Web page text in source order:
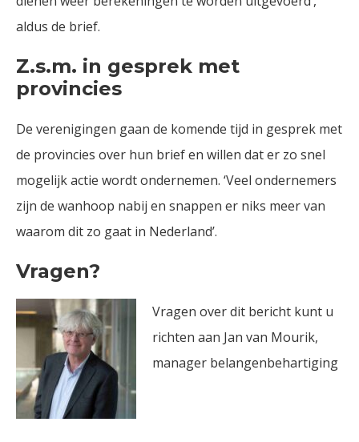
aldus de brief.
Z.s.m. in gesprek met
provincies
De verenigingen gaan de komende tijd in gesprek met
de provincies over hun brief en willen dat er zo snel
mogelijk actie wordt ondernemen. ‘Veel ondernemers
zijn de wanhoop nabij en snappen er niks meer van
waarom dit zo gaat in Nederland’.
Vragen?
Vragen over dit bericht kunt u
richten aan Jan van Mourik,
manager belangenbehartiging